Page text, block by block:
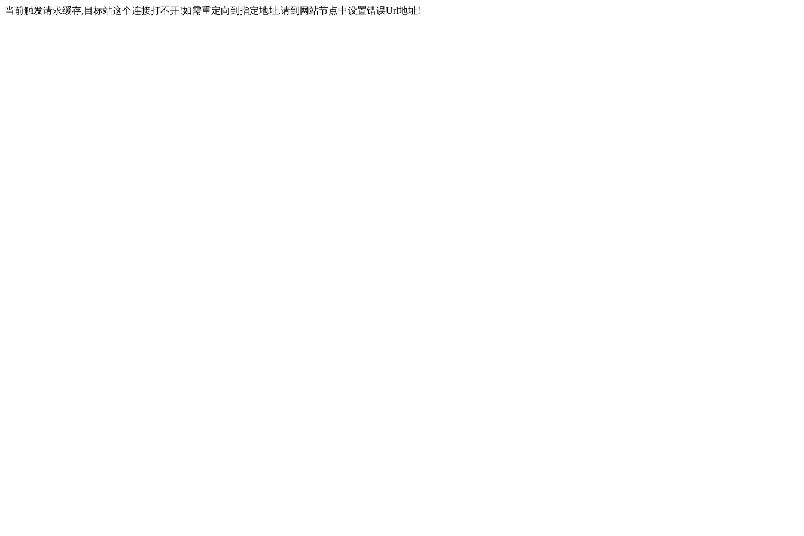
当前触发请求缓存,目标站这个连接打不开!如需重定向到指定地址,请到网站节点中设置错误Url地址!